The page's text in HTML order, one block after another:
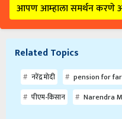
आपण आम्हाला समर्थन
Related Topics
नरेंद्र मोदी pension for
पीएम-किसान
Narendra